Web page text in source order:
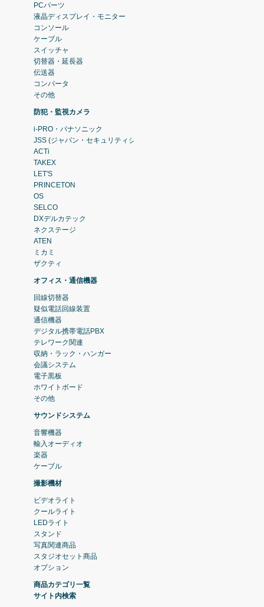
PCパーツ
液晶ディスプレイ・モニター
コンソール
ケーブル
スイッチャ
切替器・延長器
伝送器
コンバータ
その他
防犯・監視カメラ
i-PRO・パナソニック
JSS (ジャパン・セキュリティシステム)
ACTi
TAKEX
LET'S
PRINCETON
OS
SELCO
DXデルカテック
ネクステージ
ATEN
ミカミ
ザクティ
オフィス・通信機器
回線切替器
疑似電話回線装置
通信機器
デジタル携帯電話PBX
テレワーク関連
収納・ラック・ハンガー
会議システム
電子黒板
ホワイトボード
その他
サウンドシステム
音響機器
輸入オーディオ
楽器
ケーブル
撮影機材
ビデオライト
クールライト
LEDライト
スタンド
写真関連商品
スタジオセット商品
オプション
商品カテゴリ一覧
サイト内検索